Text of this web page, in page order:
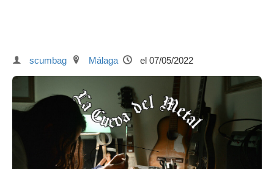
scumbag Málaga el 07/05/2022